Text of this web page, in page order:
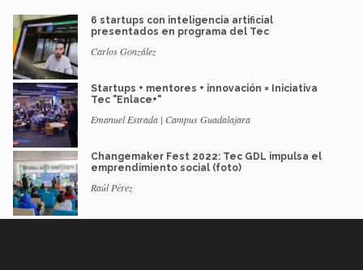
6 startups con inteligencia artificial
presentados en programa del Tec
Carlos González
Startups + mentores + innovación = Iniciativa
Tec "Enlace+"
Emanuel Estrada | Campus Guadalajara
Changemaker Fest 2022: Tec GDL impulsa el
emprendimiento social (foto)
Raúl Pérez